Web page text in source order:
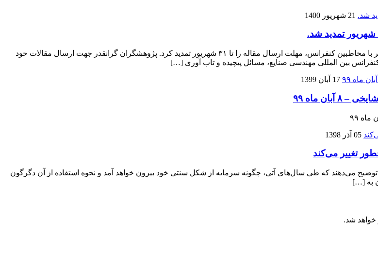
21 شهریور 1400
بنا بر اعلام دبیرخانه هجدهمین کنفرانس بین المللی مهندسی صنایع جهت مساعدت بیشتر با مخاطبین کنفرانس، مهلت ارسال مقاله را تا ۳۱ شهریور تمدید کرد. پژوهشگران گرانقدر جهت ارسال مقالات خود
17 آبان 1399
ماه ۹۹
05 آذر 1398
تغییر می‌کند
توضیح می‌دهند که طی سال‌های آتی، چگونه سرمایه از شکل سنتی خود بیرون خواهد آمد و نحوه استفاده از آن دگرگون
خواهد شد.